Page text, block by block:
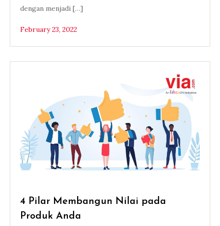
dengan menjadi […]
February 23, 2022
4 Pilar Membangun Nilai pada
Produk Anda